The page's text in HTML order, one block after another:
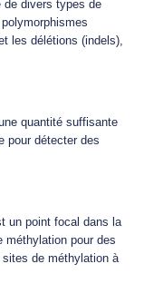
de divers types de
les délétions (indels),
quantité suffisante
pour détecter des
un point focal dans la
méthylation pour des
de méthylation à